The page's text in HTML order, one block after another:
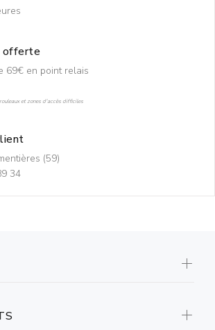
offerte
69€ en point relais
et zones d'accès difficiles
(59)
34